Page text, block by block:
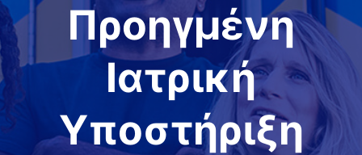
Προηγμένη
Ιατρική
Υποστήριξη